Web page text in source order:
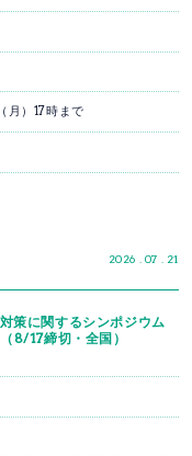
2026 . 07 . 21
月）17時まで
策に関するシンポジウム
8/17締切・全国）